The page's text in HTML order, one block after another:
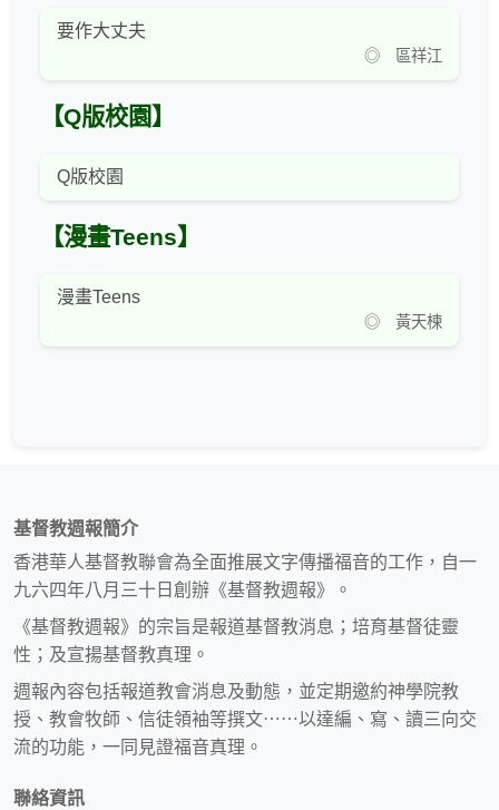
要作大丈夫
◎ 區祥江
【Q版校園】
Q版校園
【漫畫Teens】
漫畫Teens
◎ 黃天楝
基督教週報簡介
香港華人基督教聯會為全面推展文字傳播福音的工作，自一
九六四年八月三十日創辦《基督教週報》。
《基督教週報》的宗旨是報道基督教消息；培育基督徒靈
性；及宣揚基督教真理。
週報內容包括報道教會消息及動態，並定期邀約神學院教
授、教會牧師、信徒領袖等撰文⋯⋯以達編、寫、讀三向交
流的功能，一同見證福音真理。
聯絡資訊